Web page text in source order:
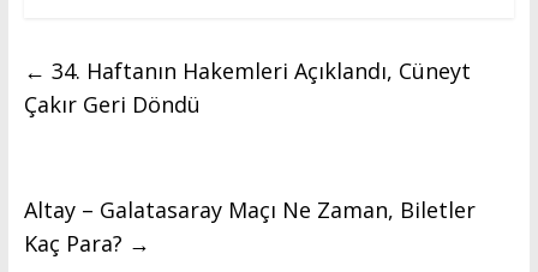
← 34. Haftanın Hakemleri Açıklandı, Cüneyt
Çakır Geri Döndü
Altay – Galatasaray Maçı Ne Zaman, Biletler
Kaç Para? →